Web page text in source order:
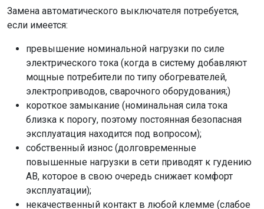
Замена автоматического выключателя потребуется,
если имеется:
превышение номинальной нагрузки по силе
электрического тока (когда в систему добавляют
мощные потребители по типу обогревателей,
электроприводов, сварочного оборудования;)
короткое замыкание (номинальная сила тока
близка к порогу, поэтому постоянная безопасная
эксплуатация находится под вопросом);
собственный износ (долговременные
повышенные нагрузки в сети приводят к гудению
АВ, которое в свою очередь снижает комфорт
эксплуатации);
некачественный контакт в любой клемме (слабое